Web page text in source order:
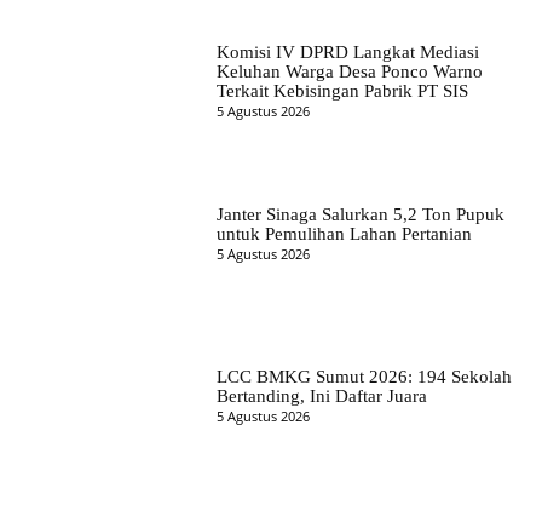
Komisi IV DPRD Langkat Mediasi
Keluhan Warga Desa Ponco Warno
Terkait Kebisingan Pabrik PT SIS
5 Agustus 2026
Janter Sinaga Salurkan 5,2 Ton Pupuk
untuk Pemulihan Lahan Pertanian
5 Agustus 2026
LCC BMKG Sumut 2026: 194 Sekolah
Bertanding, Ini Daftar Juara
5 Agustus 2026